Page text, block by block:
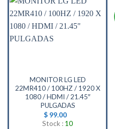
MONITOR LG LED
22MR410 / 100HZ / 1920 X
1080 / HDMI / 21.45″
PULGADAS
$99.00
Stock : 10